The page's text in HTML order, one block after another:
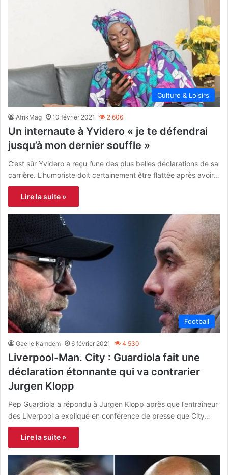
Culture & Loisirs
AfrikMag 10 février 2021 2 606
Un internaute à Yvidero « je te défendrai
jusqu’à mon dernier souffle »
C’est sûr Yvidero a reçu l’une des plus belles déclarations de sa
carrière. L’humoriste doit certainement être flattée après avoir…
Lire la suite »
Football
Gaelle Kamdem 6 février 2021 4 530
Liverpool-Man. City : Guardiola fait une
déclaration étonnante qui va contrarier
Jurgen Klopp
Pep Guardiola a répondu à Jurgen Klopp après que l’entraîneur
des Liverpool a expliqué en conférence de presse que City…
Lire la suite »